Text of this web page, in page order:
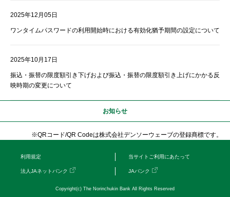
2025年12月05日
ワンタイムパスワードの利用開始時における有効化猶予期間の設定について
2025年10月17日
振込・振替の限度額引き下げおよび振込・振替の限度額引き上げにかかる反
映時期の変更について
お知らせ
※QRコード/QR Codeは株式会社デンソーウェーブの登録商標です。
利用規定 当サイトご利用にあたって
法人JAネットバンク JAバンク
Copyright(c) The Norinchukin Bank All Rights Reserved